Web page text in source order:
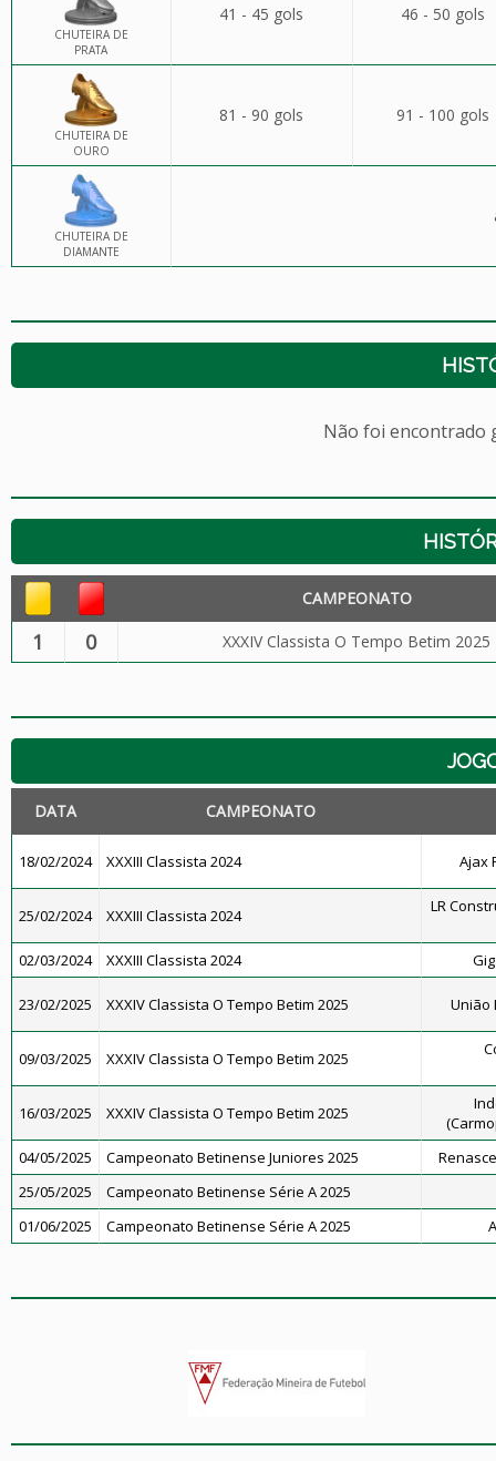
CHUTEIRA DE
PRATA
41 - 45 gols 46 - 50 gols
CHUTEIRA DE
OURO
81 - 90 gols 91 - 100 gols
CHUTEIRA DE
DIAMANTE
Não foi encontrado
CAMPEONATO
1 0 XXXIV Classista O Tempo Betim 2025
DATA CAMPEONATO
18/02/2024 XXXIII Classista 2024 Ajax
25/02/2024 XXXIII Classista 2024 LR
02/03/2024 XXXIII Classista 2024
23/02/2025 XXXIV Classista O Tempo Betim 2025 União
09/03/2025 XXXIV Classista O Tempo Betim 2025
16/03/2025 XXXIV Classista O Tempo Betim 2025
04/05/2025
Campeonato Betinense Juniores 2025
25/05/2025
Campeonato Betinense Série A 2025
01/06/2025
Campeonato Betinense Série A 2025